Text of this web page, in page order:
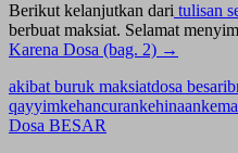
Berikut kelanjutkan dari tulisan
berbuat maksiat. Selamat
Karena Dosa (bag. 2) →
akibat buruk maksiatdosa besar
qayyimkehancurankehinaan
Dosa BESAR